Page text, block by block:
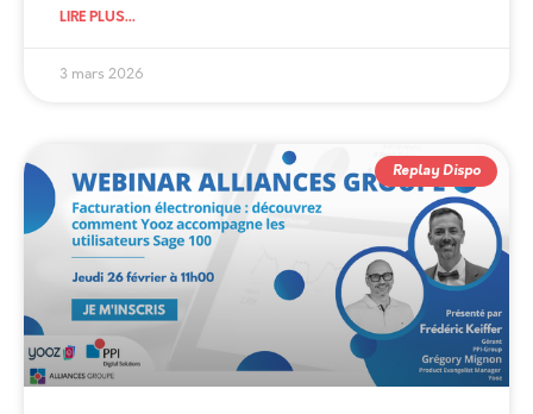
LIRE PLUS...
3 mars 2026
Replay Dispo